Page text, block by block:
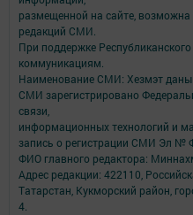
размещенной на сайте, возможна
редакций СМИ.
При поддержке
коммуникациям.
Наименование СМИ: Хезмэт даны
СМИ зарегистрировано
связи,
информационных технологий и
запись о регистрации СМИ Эл №
ФИО главного редактора:
Адрес редакции: 422110,
Татарстан, Кукморский район,
4.